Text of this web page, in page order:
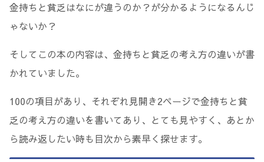
金持ちと貧乏はなにが違うのか？が分かるようになるんじ
ゃないか？
そしてこの本の内容は、金持ちと貧乏の考え方の違いが書
かれていました。
100の項目があり、それぞれ見開き2ページで金持ちと貧
乏の考え方の違いを書いてあり、とても見やすく、あとか
ら読み返したい時も目次から素早く探せます。